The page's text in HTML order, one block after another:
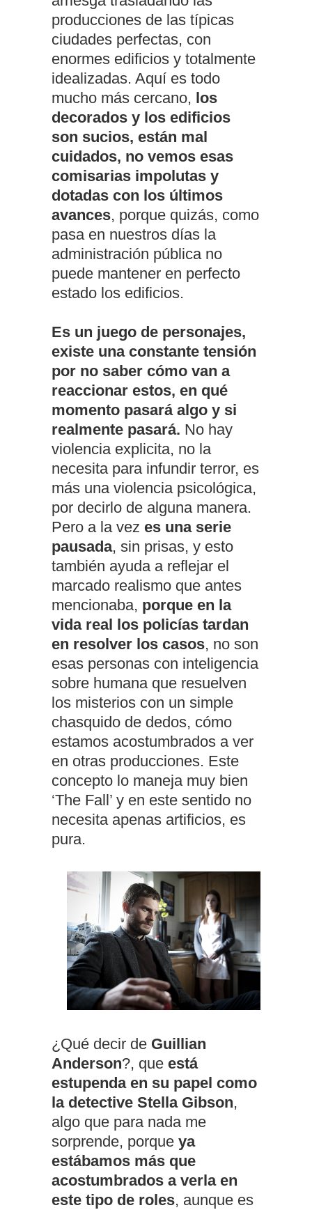
producciones de las típicas
ciudades perfectas, con
enormes edificios y totalmente
idealizadas. Aquí es todo
mucho más cercano, los
decorados y los edificios
son sucios, están mal
cuidados, no vemos esas
comisarias impolutas y
dotadas con los últimos
avances, porque quizás, como
pasa en nuestros días la
administración pública no
puede mantener en perfecto
estado los edificios.
Es un juego de personajes,
existe una constante tensión
por no saber cómo van a
reaccionar estos, en qué
momento pasará algo y si
realmente pasará. No hay
violencia explicita, no la
necesita para infundir terror, es
más una violencia psicológica,
por decirlo de alguna manera.
Pero a la vez es una serie
pausada, sin prisas, y esto
también ayuda a reflejar el
marcado realismo que antes
mencionaba, porque en la
vida real los policías tardan
en resolver los casos, no son
esas personas con inteligencia
sobre humana que resuelven
los misterios con un simple
chasquido de dedos, cómo
estamos acostumbrados a ver
en otras producciones. Este
concepto lo maneja muy bien
‘The Fall’ y en este sentido no
necesita apenas artificios, es
pura.
¿Qué decir de Guillian
Anderson?, que está
estupenda en su papel como
la detective Stella Gibson,
algo que para nada me
sorprende, porque ya
estábamos más que
acostumbrados a verla en
este tipo de roles, aunque es